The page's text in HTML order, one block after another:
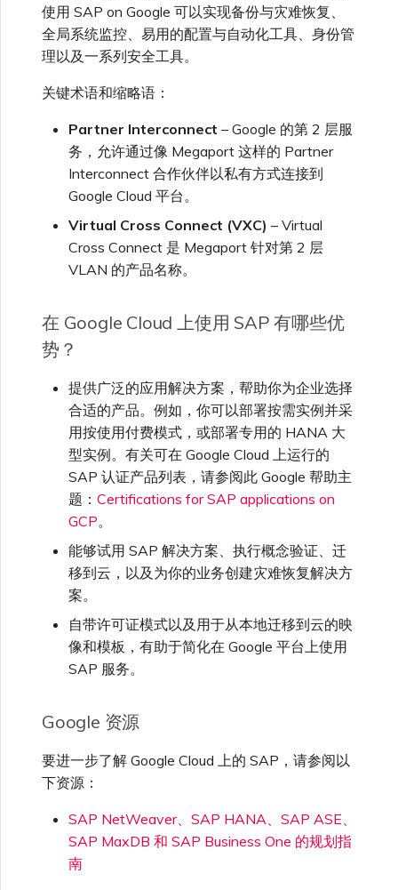
使用 SAP on Google 可以实现备份与灾难恢复、
全局系统监控、易用的配置与自动化工具、身份管
理以及一系列安全工具。
关键术语和缩略语：
Partner Interconnect – Google 的第 2 层服
务，允许通过像 Megaport 这样的 Partner
Interconnect 合作伙伴以私有方式连接到
Google Cloud 平台。
Virtual Cross Connect (VXC) – Virtual
Cross Connect 是 Megaport 针对第 2 层
VLAN 的产品名称。
在 Google Cloud 上使用 SAP 有哪些优
势？
提供广泛的应用解决方案，帮助你为企业选择
合适的产品。例如，你可以部署按需实例并采
用按使用付费模式，或部署专用的 HANA 大
型实例。有关可在 Google Cloud 上运行的
SAP 认证产品列表，请参阅此 Google 帮助主
题： Certifications for SAP applications on
GCP。
能够试用 SAP 解决方案、执行概念验证、迁
移到云，以及为你的业务创建灾难恢复解决方
案。
自带许可证模式以及用于从本地迁移到云的映
像和模板，有助于简化在 Google 平台上使用
SAP 服务。
Google 资源
要进一步了解 Google Cloud 上的 SAP，请参阅以
下资源：
SAP NetWeaver、SAP HANA、SAP ASE、
SAP MaxDB 和 SAP Business One 的规划指
南